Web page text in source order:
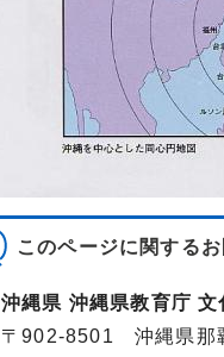
このページに関する
沖縄県 沖縄県教育庁 文
〒902-8501 沖縄県那